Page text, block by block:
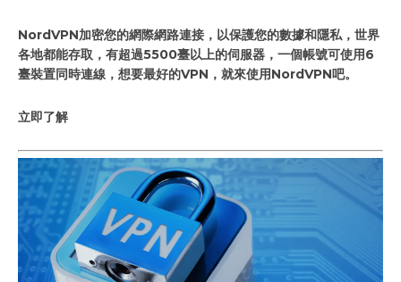
NordVPN加密您的網際網路連接，以保護您的數據和隱私，世界
各地都能存取，有超過5500臺以上的伺服器，一個帳號可使用6
臺裝置同時連線，想要最好的VPN，就來使用NordVPN吧。
立即了解